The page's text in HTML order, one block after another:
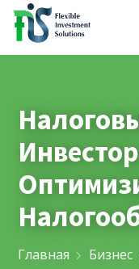
Главная Бизнес